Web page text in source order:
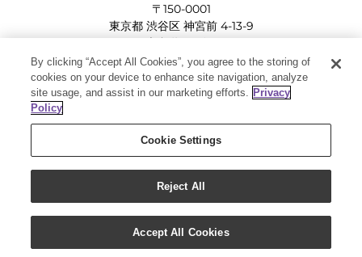
〒150-0001
東京都 渋谷区 神宮前 4-13-9
表参道LHビル
Copyright 2019 - Young Living Essential Oils | All Rights Reserved
FacebookTwitterInstagramPinterest
By clicking “Accept All Cookies”, you agree to the storing of
cookies on your device to enhance site navigation, analyze
site usage, and assist in our marketing efforts. Privacy
Policy
Cookie Settings
Reject All
Accept All Cookies